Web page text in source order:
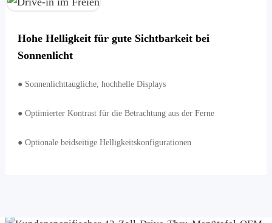
Hohe Helligkeit für gute Sichtbarkeit bei
Sonnenlicht
● Sonnenlichttaugliche, hochhelle Displays
● Optimierter Kontrast für die Betrachtung aus der Ferne
● Optionale beidseitige Helligkeitskonfigurationen